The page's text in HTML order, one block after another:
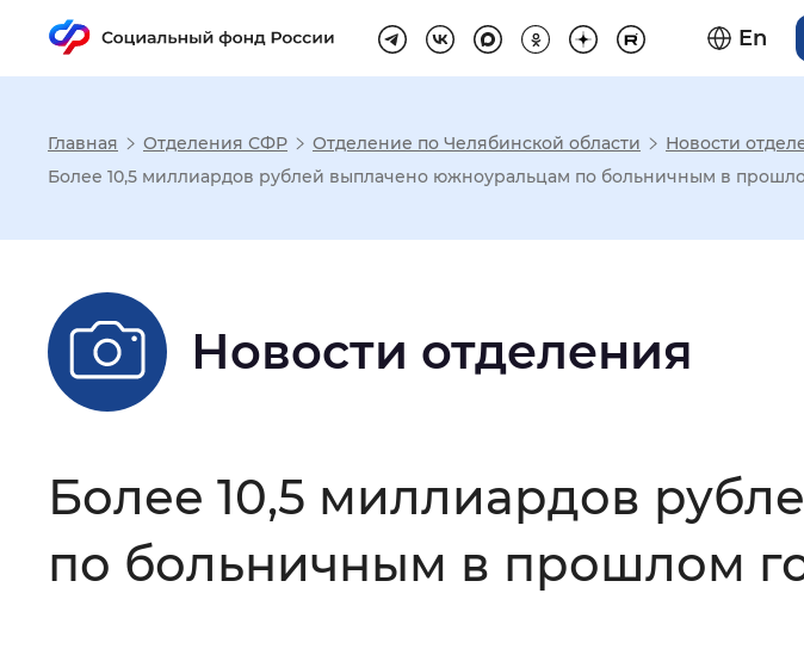
En
Настройка режима
Шрифт: Без засечек С засечками
Цвет сайта Монохромный Инверсивный
Главная Отделения СФР Отделение по Челябинской области
Новости
Более 10,5 миллиардов рублей выплачено южноуральцам по больничным в
Новости отделения
Более 10,5 миллиардов
по больничным в прошлом